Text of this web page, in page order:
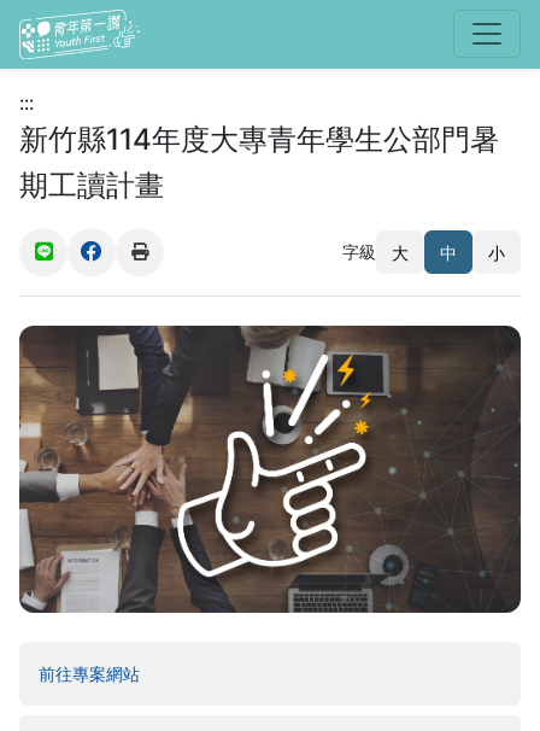
選單
:::
新竹縣114年度大專青年學生公部門暑
期工讀計畫
(另開新視窗)
(另開新視窗)
字級 大 中 小
前往專案網站(另開新視窗)